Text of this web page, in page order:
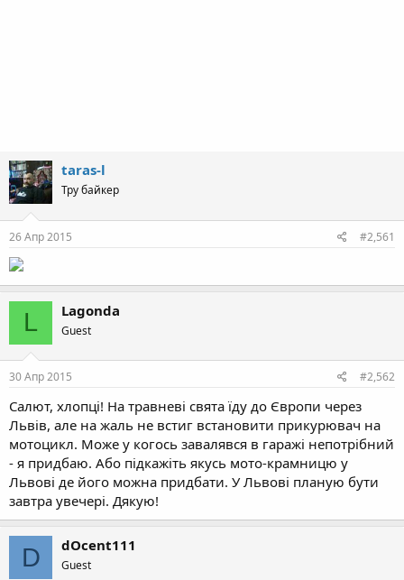
taras-l
Тру байкер
26 Апр 2015 #2,561
L Lagonda
Guest
30 Апр 2015 #2,562
Салют, хлопці! На травневі свята їду до Європи через
Львів, але на жаль не встиг встановити прикурювач на
мотоцикл. Може у когось завалявся в гаражі непотрібний
- я придбаю. Або підкажіть якусь мото-крамницю у
Львові де його можна придбати. У Львові планую бути
завтра увечері. Дякую!
D dOcent111
Guest